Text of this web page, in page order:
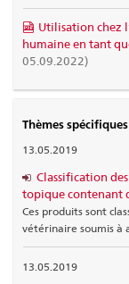
Utilisation chez
humaine en tant
05.09.2022)
Thèmes spécifiques
13.05.2019
Classification
topique contenant
Ces produits sont
vétérinaire soumis à
13.05.2019